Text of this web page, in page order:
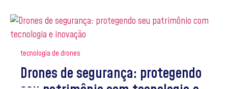
tecnologia de drones
Drones de segurança: protegendo